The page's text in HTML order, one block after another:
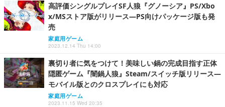
高評価シングルプレイSF人狼『グノーシア』PS/Xbo
x/MSストア版がリリース―PS向けパッケージ版も発
売
家庭用ゲーム
2023.12.14 Thu 14:00
裏切り者に気をつけて！美味しい鍋の完成目指す正体
隠匿ゲーム『闇鍋人狼』Steam/スイッチ版リリース―
モバイル版とのクロスプレイにも対応
家庭用ゲーム
2023.11.15 Wed 20:35